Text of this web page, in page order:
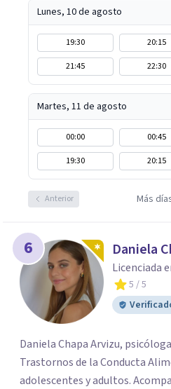
Lunes, 10 de agosto
19:30 20:15
21:45
22:30
Martes, 11 de agosto
00:00 00:45
19:30
20:15
Anterior Más
6 Daniela
Licenciada
5 / 5
Daniela Chapa Arvizu,
Trastornos de la Conducta
adolescentes y adultos.